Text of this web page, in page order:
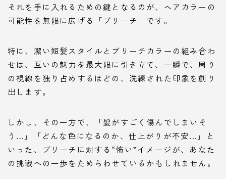
それを手に入れるための鍵となるのが、ヘアカラーの
可能性を無限に広げる「ブリーチ」です。
特に、潔い短髪スタイルとブリーチカラーの組み合わ
せは、互いの魅力を最大限に引き立て、一瞬で、周り
の視線を独り占めするほどの、洗練された印象を創り
出します。
しかし、その一方で、「髪がすごく傷んでしまいそ
う…」「どんな色になるのか、仕上がりが不安…」と
いった、ブリーチに対する“怖い”イメージが、あなた
の挑戦への一歩をためらわせているかもしれません。